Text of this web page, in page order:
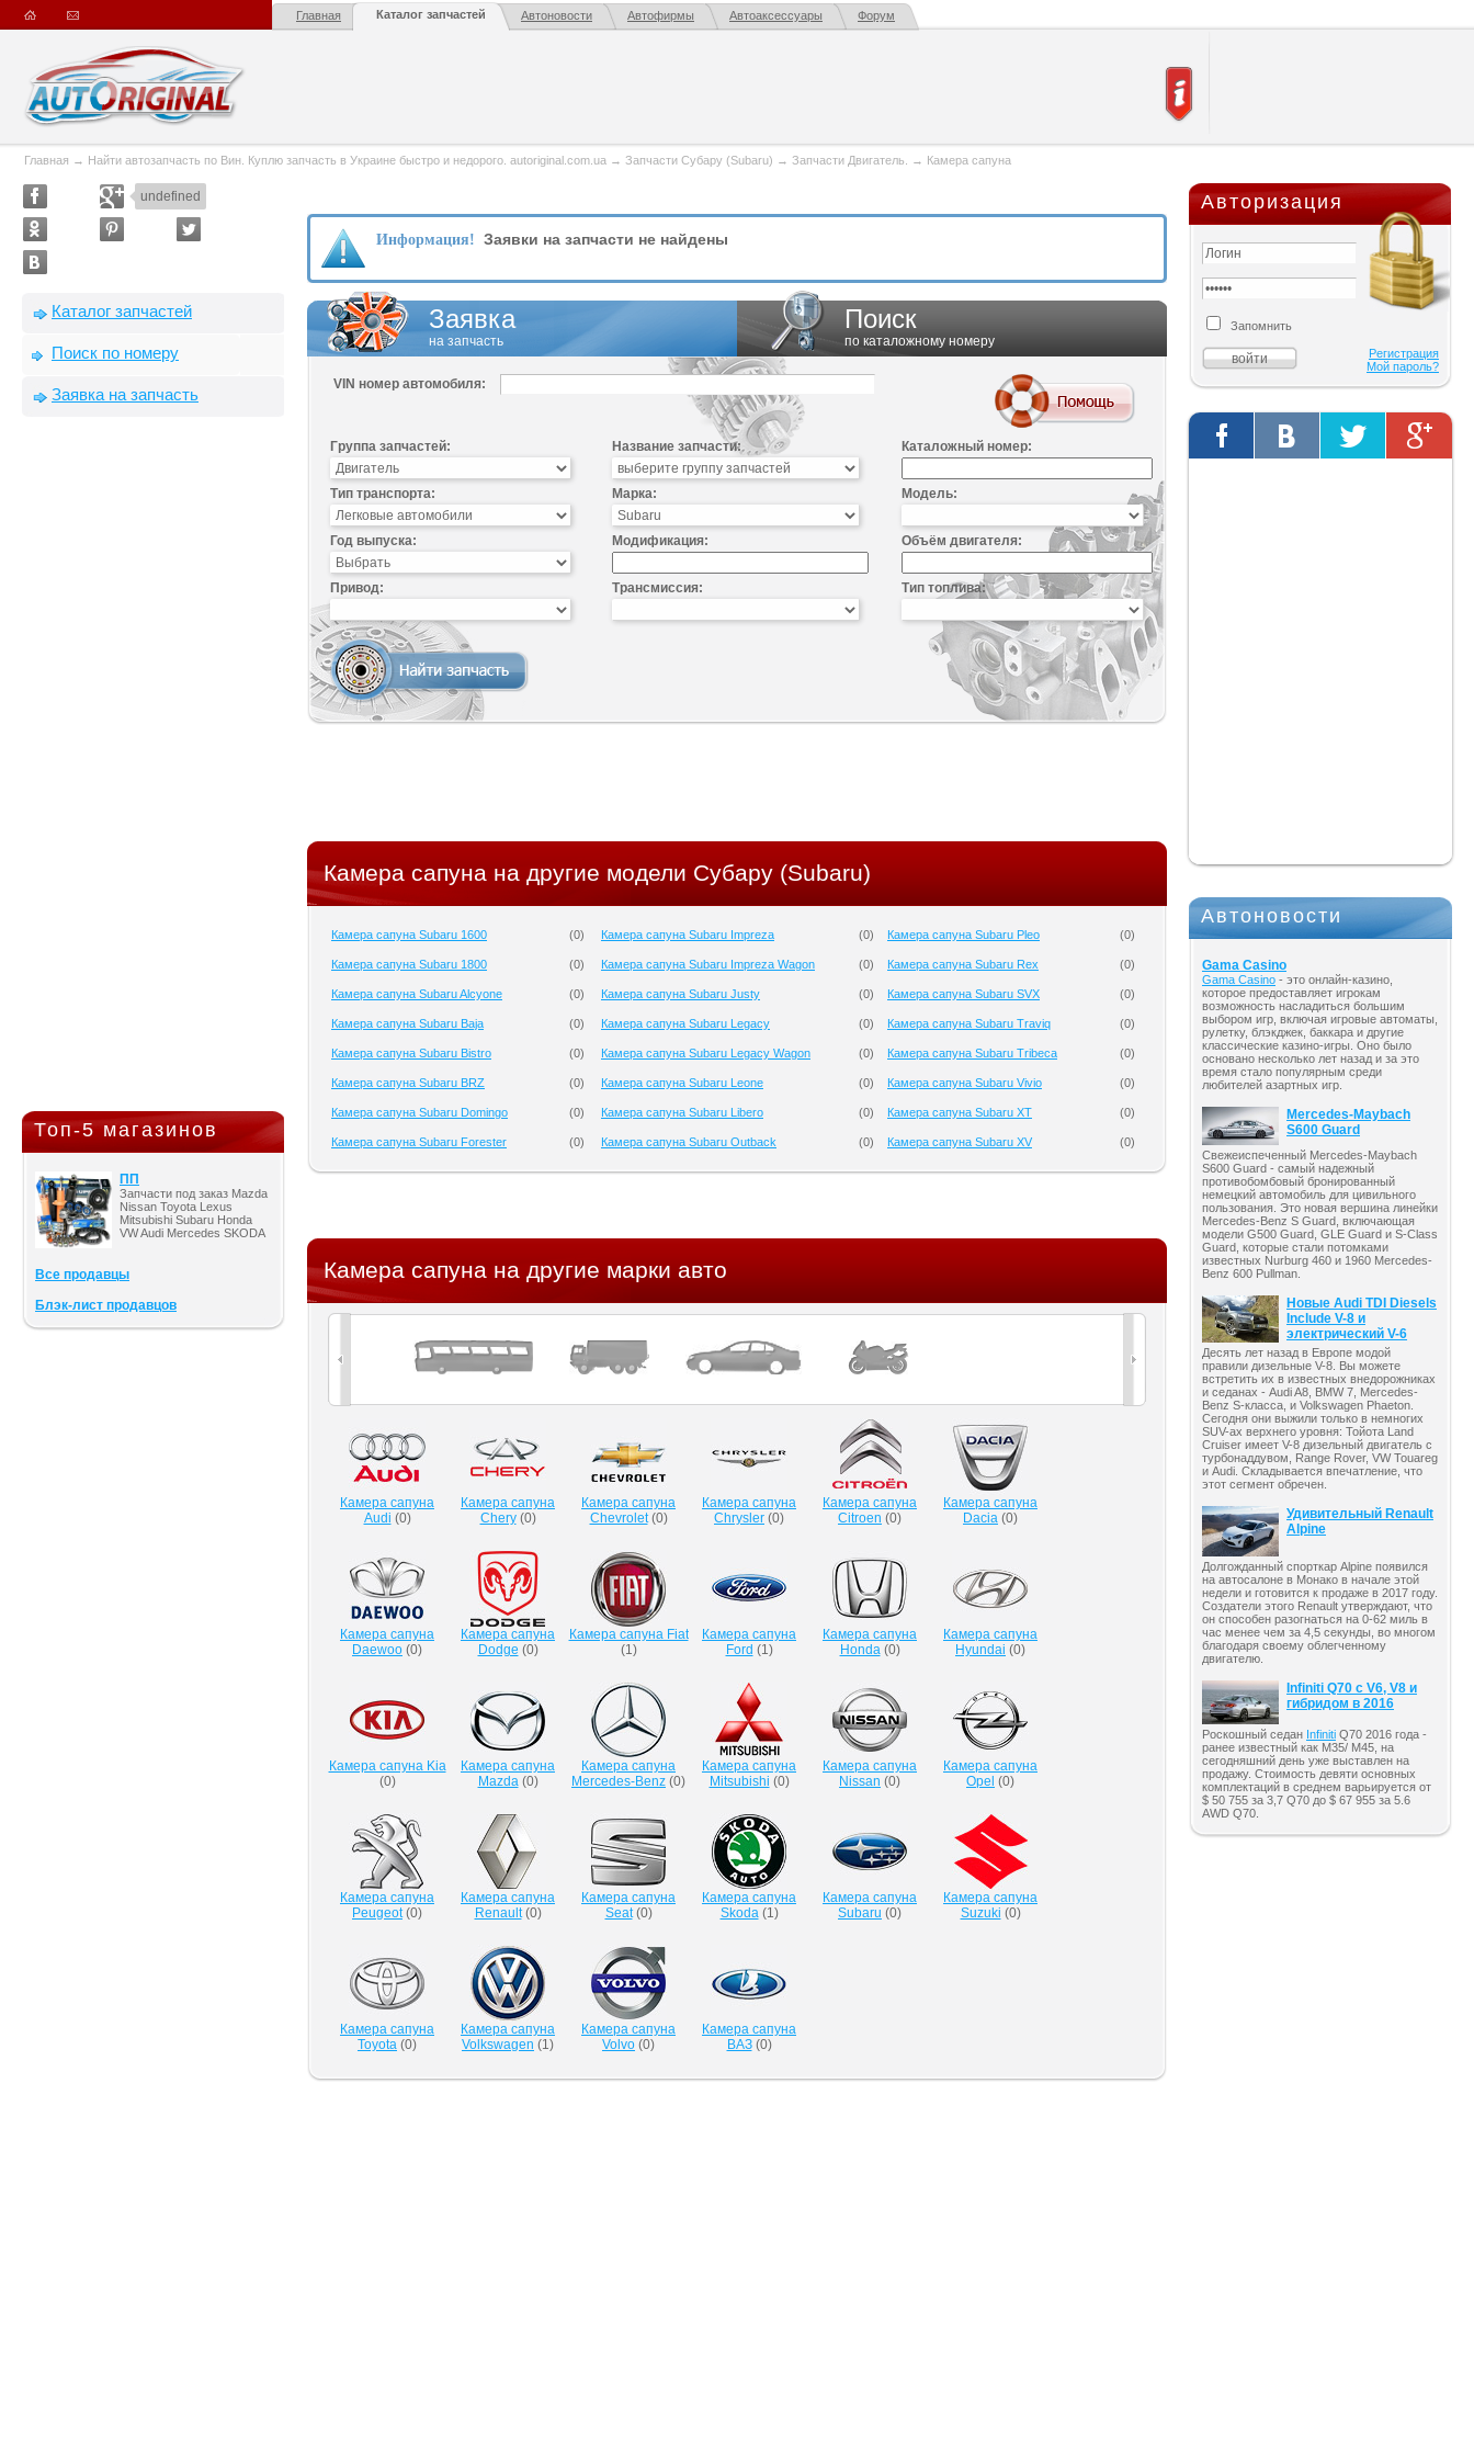
Главная Каталог запчастей Автоновости Автофирмы Автоаксессуары Форум
Главная → Найти автозапчасть по Вин. Куплю запчасть в Украине быстро и недорого. autoriginal.com.ua → Запчасти Субару (Subaru) → Запчасти Двигатель. → Камера сапуна
undefined
Каталог запчастей
Поиск по номеру
Заявка на запчасть
Топ-5 магазинов
ПП
Запчасти под заказ Mazda
Nissan Toyota Lexus
Mitsubishi Subaru Honda
VW Audi Mercedes SKODA
Все продавцы
Блэк-лист продавцов
Информация! Заявки на запчасти не найдены
Заявка
на запчасть
Поиск
по каталожному номеру
VIN номер автомобиля:
Группа запчастей: Название запчасти: Каталожный номер:
Тип транспорта: Марка: Модель:
Год выпуска: Модификация: Объём двигателя:
Привод: Трансмиссия: Тип топлива:
Камера сапуна на другие модели Субару (Subaru)
Камера сапуна Subaru 1600 (0)
Камера сапуна Subaru 1800 (0)
Камера сапуна Subaru Alcyone (0)
Камера сапуна Subaru Baja (0)
Камера сапуна Subaru Bistro (0)
Камера сапуна Subaru BRZ (0)
Камера сапуна Subaru Domingo (0)
Камера сапуна Subaru Forester (0)
Камера сапуна Subaru Impreza (0)
Камера сапуна Subaru Impreza Wagon (0)
Камера сапуна Subaru Justy (0)
Камера сапуна Subaru Legacy (0)
Камера сапуна Subaru Legacy Wagon (0)
Камера сапуна Subaru Leone (0)
Камера сапуна Subaru Libero (0)
Камера сапуна Subaru Outback (0)
Камера сапуна Subaru Pleo (0)
Камера сапуна Subaru Rex (0)
Камера сапуна Subaru SVX (0)
Камера сапуна Subaru Traviq (0)
Камера сапуна Subaru Tribeca (0)
Камера сапуна Subaru Vivio (0)
Камера сапуна Subaru XT (0)
Камера сапуна Subaru XV (0)
Камера сапуна на другие марки авто
Камера сапуна
Audi (0)
Камера сапуна
Chery(0)
Камера сапуна
Chevrolet(0)
Камера сапуна
Chrysler (0)
Камера сапуна
Citroen (0)
Камера сапуна
Dacia (0)
Камера сапуна
Daewoo (0)
Камера сапуна
Dodge (0)
Камера сапуна Fiat
(1)
Камера сапуна
Ford (1)
Камера сапуна
Honda(0)
Камера сапуна
Hyundai (0)
Камера сапуна Kia
(0)
Камера сапуна
Mazda(0)
Камера сапуна
Mercedes-Benz (0)
Камера сапуна
Mitsubishi (0)
Камера сапуна
Nissan (0)
Камера сапуна
Opel (0)
Камера сапуна
Peugeot(0)
Камера сапуна
Renault(0)
Камера сапуна
Seat(0)
Камера сапуна
Skoda(1)
Камера сапуна
Subaru (0)
Камера сапуна
Suzuki (0)
Камера сапуна
Toyota (0)
Камера сапуна
Volkswagen (1)
Камера сапуна
Volvo (0)
Камера сапуна
ВАЗ(0)
Авторизация
Запомнить
Регистрация
Мой пароль?
Автоновости
Gama Casino
Gama Casino - это онлайн-казино,
которое предоставляет игрокам
возможность насладиться большим
выбором игр, включая игровые автоматы,
рулетку, блэкджек, баккара и другие
классические казино-игры. Оно было
основано несколько лет назад и за это
время стало популярным среди
любителей азартных игр.
Mercedes-Maybach
S600 Guard
Свежеиспеченный Mercedes-Maybach
S600 Guard - самый надежный
противобомбовый бронированный
немецкий автомобиль для цивильного
пользования. Это новая вершина линейки
Mercedes-Benz S Guard, включающая
модели G500 Guard, GLE Guard и S-Class
Guard, которые стали потомками
известных Nurburg 460 и 1960 Mercedes-
Benz 600 Pullman.
Новые Audi TDI Diesels
Include V-8 и
электрический V-6
Десять лет назад в Европе модой
правили дизельные V-8. Вы можете
встретить их в известных внедорожниках
и седанах - Audi A8, BMW 7, Mercedes-
Benz S-класса, и Volkswagen Phaeton.
Сегодня они выжили только в немногих
SUV-ах верхнего уровня: Тойота Land
Cruiser имеет V-8 дизельный двигатель с
турбонаддувом, Range Rover, VW Touareg
и Audi. Складывается впечатление, что
этот сегмент обречен.
Удивительный Renault
Alpine
Долгожданный спорткар Alpine появился
на автосалоне в Монако в начале этой
недели и готовится к продаже в 2017 году.
Создатели этого Renault утверждают, что
он способен разогнаться на 0-62 миль в
час менее чем за 4,5 секунды, во многом
благодаря своему облегченному
двигателю.
Infiniti Q70 с V6, V8 и
гибридом в 2016
Роскошный седан Infiniti Q70 2016 года -
ранее известный как M35/ M45, на
сегодняшний день уже выставлен на
продажу. Стоимость девяти основных
комплектаций в среднем варьируется от
$ 50 755 за 3,7 Q70 до $ 67 955 за 5.6
AWD Q70.